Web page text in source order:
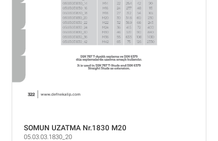
SOMUN UZATMA Nr.1830 M20
05.03.03.1830_20